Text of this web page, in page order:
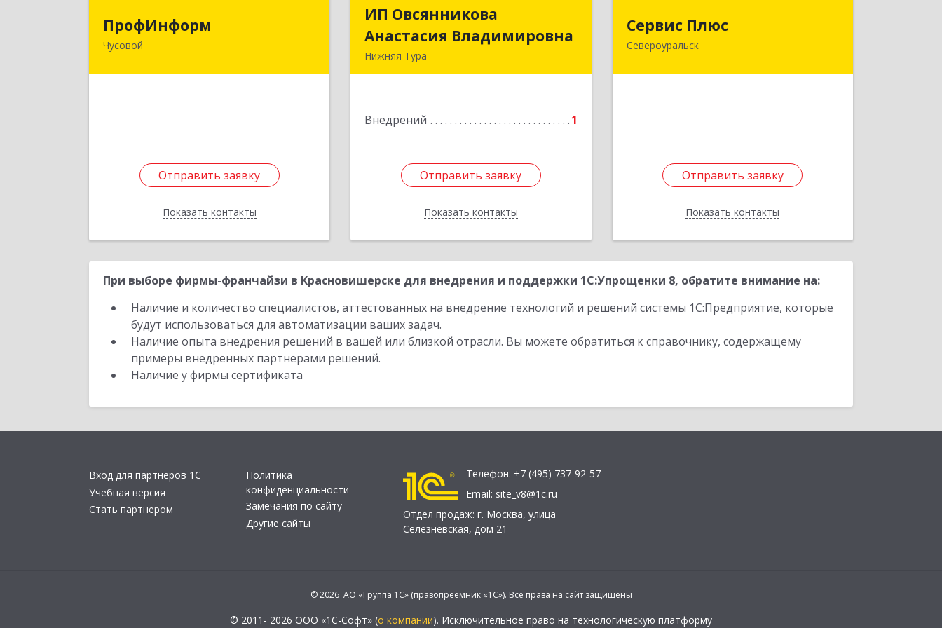
ПрофИнформ
Чусовой
Отправить заявку
Показать контакты
Отправить заявку
Назад
ИП Овсянникова
Анастасия Владимировна
Нижняя Тура
Внедрений 1
Отправить заявку
Показать контакты
ИП Овсянникова
Анастасия Владимировна
Отправить заявку
Назад
Сервис Плюс
Североуральск
Отправить заявку
Показать контакты
624480, Свердловская обл,
Отправить заявку
Назад
При выборе фирмы-франчайзи в Красновишерске для внедрения и поддержки 1С:Упрощенки 8, обратите внимание на:
Наличие и количество специалистов, аттестованных на внедрение технологий и решений системы 1С:Предприятие, которые
будут использоваться для автоматизации ваших задач.
Наличие опыта внедрения решений в вашей или близкой отрасли. Вы можете обратиться к справочнику, содержащему
примеры внедренных партнерами решений.
Наличие у фирмы сертификата
Вход для партнеров 1С
Учебная версия
Стать партнером
Политика
конфиденциальности
Замечания по сайту
Другие сайты
Телефон: +7 (495) 737-92-57
Email: site_v8@1c.ru
Отдел продаж: г. Москва, улица
Селезнёвская, дом 21
© 2026 АО «Группа 1С» (правопреемник «1С»). Все права на сайт защищены
© 2011- 2026 ООО «1С-Софт» (о компании). Исключительное право на технологическую платформу